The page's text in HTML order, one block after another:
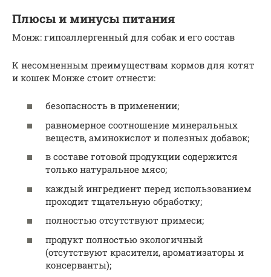
Плюсы и минусы питания
Монж: гипоаллергенный для собак и его состав
К несомненным преимуществам кормов для котят
и кошек Монже стоит отнести:
безопасность в применении;
равномерное соотношение минеральных
веществ, аминокислот и полезных добавок;
в составе готовой продукции содержится
только натуральное мясо;
каждый ингредиент перед использованием
проходит тщательную обработку;
полностью отсутствуют примеси;
продукт полностью экологичный
(отсутствуют красители, ароматизаторы и
консерванты);